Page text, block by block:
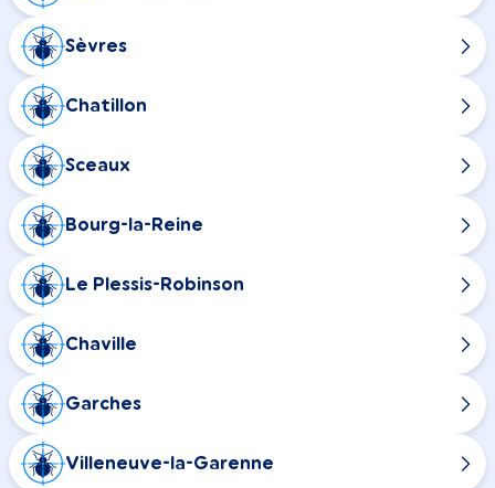
Sèvres
Chatillon
Sceaux
Bourg-la-Reine
Le Plessis-Robinson
Chaville
Garches
Villeneuve-la-Garenne